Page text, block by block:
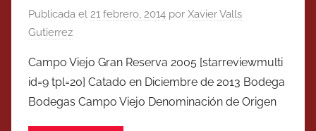
Publicada el 21 febrero, 2014 por Xavier Valls
Gutierrez
Campo Viejo Gran Reserva 2005 [starreviewmulti
id=9 tpl=20] Catado en Diciembre de 2013 Bodega
Bodegas Campo Viejo Denominación de Origen